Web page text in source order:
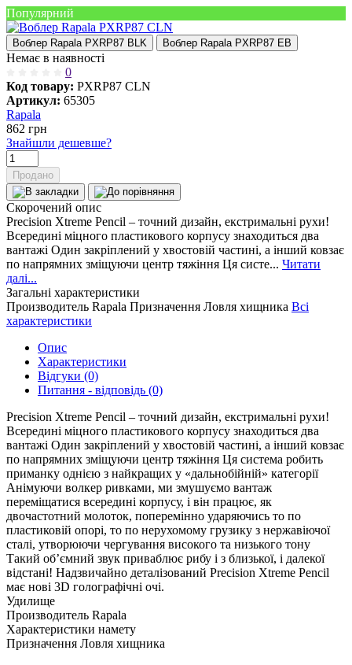
Популярний
Воблер Rapala PXRP87 BLK Воблер Rapala PXRP87 EB
Немає в наявності
0
Код товару: PXRP87 CLN
Артикул: 65305
Rapala
862 грн
Знайшли дешевше?
Продано
Скорочений опис
Precision Xtreme Pencil – точний дизайн, екстримальні рухи!
Всередині міцного пластикового корпусу знаходиться два
вантажі Один закріплений у хвостовій частині, а інший ковзає
по напрямних зміщуючи центр тяжіння Ця систе... Читати
далі...
Загальні характеристики
Производитель Rapala Призначення Ловля хищника Всі
характеристики
Опис
Характеристики
Відгуки (0)
Питання - відповідь (0)
Precision Xtreme Pencil – точний дизайн, екстримальні рухи!
Всередині міцного пластикового корпусу знаходиться два
вантажі Один закріплений у хвостовій частині, а інший ковзає
по напрямних зміщуючи центр тяжіння Ця система робить
приманку однією з найкращих у «дальнобійній» категорії
Анімуючи волкер ривками, ми змушуємо вантаж
переміщатися всередині корпусу, і він працює, як
двочастотний молоток, поперемінно ударяючись то по
пластиковій опорі, то по нерухомому грузику з нержавіючої
сталі, утворюючи чергування високого та низького тону
Такий об’ємний звук приваблює рибу і з близької, і далекої
відстані! Надзвичайно деталізований Precision Xtreme Pencil
має нові 3D голографічні очі.
Удилище
Производитель Rapala
Характеристики намету
Призначення Ловля хищника